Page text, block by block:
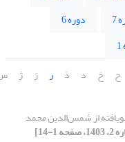
7
دوره 6
ح خ د ذ ر ز ژ
از شمس‌الدین محمد